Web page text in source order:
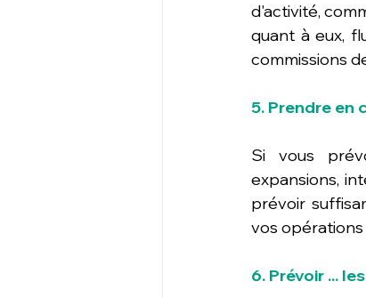
d'activité,
quant à eux,
commissions
5. Prendre en
Si vous
expansions,
prévoir
vos
6. Prévoir ...